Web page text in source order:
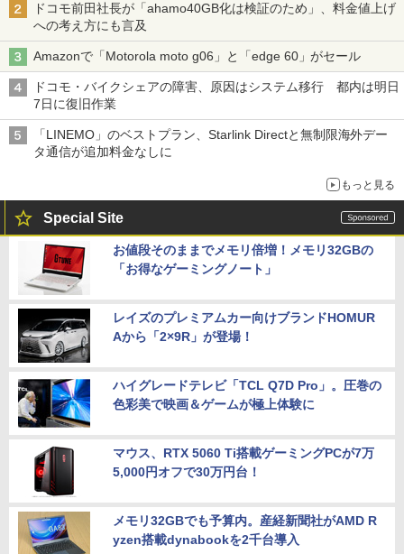
ドコモ前田社長が「ahamo40GB化は検証のため」、料金値上げ
への考え方にも言及
Amazonで「Motorola moto g06」と「edge 60」がセール
ドコモ・バイクシェアの障害、原因はシステム移行 都内は明日
7日に復旧作業
「LINEMO」のベストプラン、Starlink Directと無制限海外デー
タ通信が追加料金なしに
もっと見る
Special Site
お値段そのままでメモリ倍増！メモリ32GBの
「お得なゲーミングノート」
レイズのプレミアムカー向けブランドHOMUR
Aから「2×9R」が登場！
ハイグレードテレビ「TCL Q7D Pro」。圧巻の
色彩美で映画＆ゲームが極上体験に
マウス、RTX 5060 Ti搭載ゲーミングPCが7万
5,000円オフで30万円台！
メモリ32GBでも予算内。産経新聞社がAMD R
yzen搭載dynabookを2千台導入